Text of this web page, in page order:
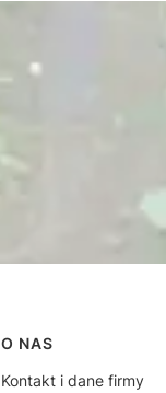
Linki w stopce
O NAS
Kontakt i dane firmy